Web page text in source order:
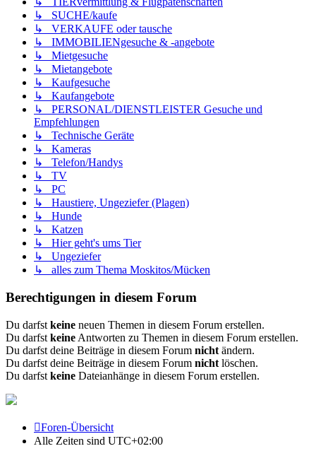
↳ SUCHE/kaufe
↳ VERKAUFE oder tausche
↳ IMMOBILIENgesuche & -angebote
↳ Mietgesuche
↳ Mietangebote
↳ Kaufgesuche
↳ Kaufangebote
↳ PERSONAL/DIENSTLEISTER Gesuche und
Empfehlungen
↳ Technische Geräte
↳ Kameras
↳ Telefon/Handys
↳ TV
↳ PC
↳ Haustiere, Ungeziefer (Plagen)
↳ Hunde
↳ Katzen
↳ Hier geht's ums Tier
↳ Ungeziefer
↳ alles zum Thema Moskitos/Mücken
Berechtigungen in diesem Forum
Du darfst keine neuen Themen in diesem Forum erstellen.
Du darfst keine Antworten zu Themen in diesem Forum erstellen.
Du darfst deine Beiträge in diesem Forum nicht ändern.
Du darfst deine Beiträge in diesem Forum nicht löschen.
Du darfst keine Dateianhänge in diesem Forum erstellen.
Foren-Übersicht
Alle Zeiten sind UTC+02:00